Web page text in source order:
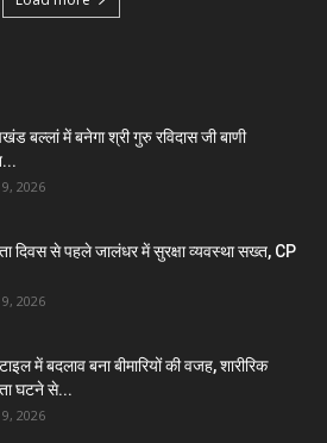
बल्लां में बनेगा श्री गुरु रविदास जी बाणी
2026
दिवस से पहले जालंधर में सुरक्षा व्यवस्था सख्त, CP
2026
में बदलाव बना बीमारियों की वजह, शारीरिक
घटने से...
2026